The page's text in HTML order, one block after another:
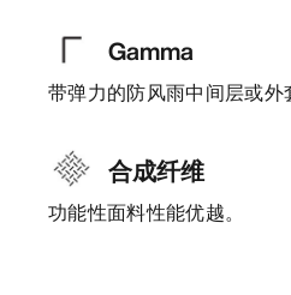
Gamma
带弹力的防风雨中间层或外
合成纤维
功能性面料性能优越。